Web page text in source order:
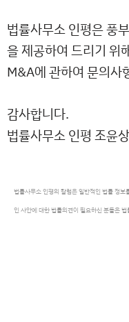
법률사무소 인평은 풍
을 제공하여 드리기 위
M&A에 관하여 문의사
감사합니다.
법률사무소 인평 조윤
법률사무소 인평의 칼럼은 일반적인 법률 정
인 사안에 대한 법률의견이 필요하신 분들은